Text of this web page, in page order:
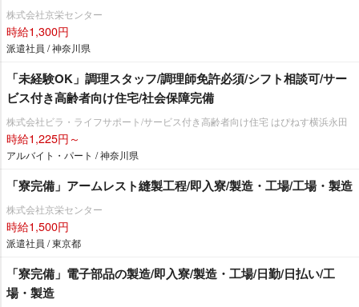
株式会社京栄センター
時給1,300円
派遣社員 / 神奈川県
「未経験OK」調理スタッフ/調理師免許必須/シフト相談可/サー
ビス付き高齢者向け住宅/社会保障完備
株式会社ビラ・ライフサポート/サービス付き高齢者向け住宅 はぴねす横浜永田
時給1,225円～
アルバイト・パート / 神奈川県
「寮完備」アームレスト縫製工程/即入寮/製造・工場/工場・製造
株式会社京栄センター
時給1,500円
派遣社員 / 東京都
「寮完備」電子部品の製造/即入寮/製造・工場/日勤/日払い/工
場・製造